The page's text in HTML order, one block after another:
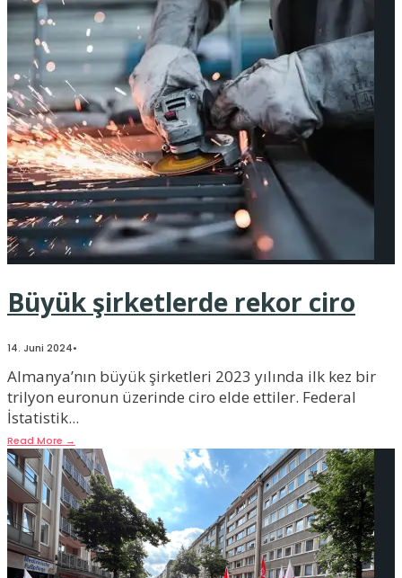
Büyük şirketlerde rekor ciro
14. Juni 2024•
Almanya’nın büyük şirketleri 2023 yılında ilk kez bir
trilyon euronun üzerinde ciro elde ettiler. Federal
İstatistik...
Read More →